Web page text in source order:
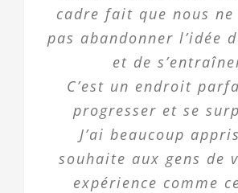
cadre fait que nous ne
pas abandonner l’idée
et de
C’est un endroit
progresser et se
J’ai beaucoup
souhaite aux gens de
expérience comme